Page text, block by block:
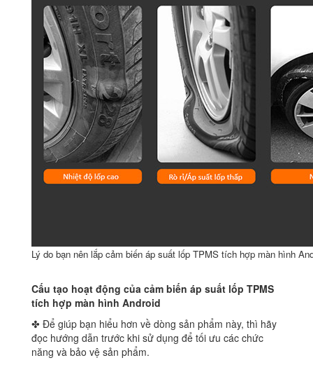
Lý do bạn nên lắp cảm biến áp suất lốp TPMS tích hợp màn hình
Cấu tạo hoạt động của cảm biến áp suất lốp TPMS
tích hợp màn hình Android
✤ Để giúp bạn hiểu hơn về dòng sản phẩm này, thì hãy
đọc hướng dẫn trước khi sử dụng để tối ưu các chức
năng và bảo vệ sản phẩm.